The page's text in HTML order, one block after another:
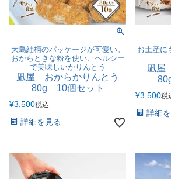
大島紬柄のパッケージが可愛い。
おからときな粉を使い、ヘルシー
で美味しいかりんとう
凪屋 おからかりんとう
80g 10個セット
¥3,500税込
詳細を見る
お土産に
凪屋
¥3,500税
詳細